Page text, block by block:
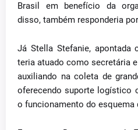
Brasil em benefício da
disso, também responderia
Já Stella Stefanie, apontada
teria atuado como secretária
auxiliando na coleta de
oferecendo suporte logístico
o funcionamento do esquema